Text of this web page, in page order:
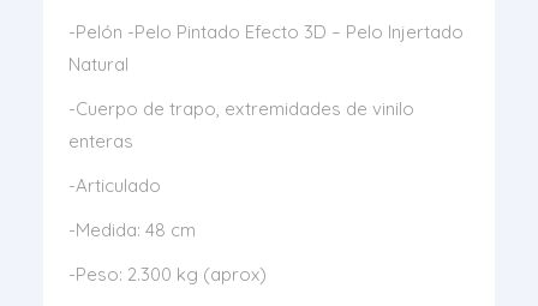
-Pelón -Pelo Pintado Efecto 3D – Pelo Injertado
Natural
-Cuerpo de trapo, extremidades de vinilo
enteras
-Articulado
-Medida: 48 cm
-Peso: 2.300 kg (aprox)